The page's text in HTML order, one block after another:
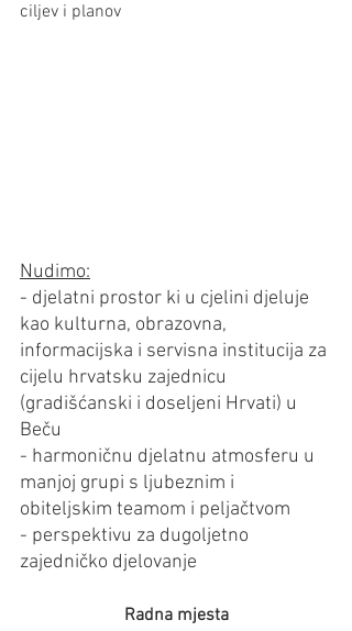
ciljev i planov
Nudimo:
- djelatni prostor ki u cjelini djeluje
kao kulturna, obrazovna,
informacijska i servisna institucija za
cijelu hrvatsku zajednicu
(gradišćanski i doseljeni Hrvati) u
Beču
- harmoničnu djelatnu atmosferu u
manjoj grupi s ljubeznim i
obiteljskim teamom i peljačtvom
- perspektivu za dugoljetno
zajedničko djelovanje
Radna mjesta